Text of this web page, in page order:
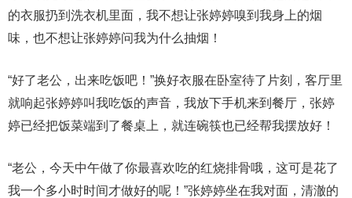
的衣服扔到洗衣机里面，我不想让张婷婷嗅到我身上的烟
味，也不想让张婷婷问我为什么抽烟！
“好了老公，出来吃饭吧！”换好衣服在卧室待了片刻，客厅里
就响起张婷婷叫我吃饭的声音，我放下手机来到餐厅，张婷
婷已经把饭菜端到了餐桌上，就连碗筷也已经帮我摆放好！
“老公，今天中午做了你最喜欢吃的红烧排骨哦，这可是花了
我一个多小时时间才做好的呢！”张婷婷坐在我对面，清澈的